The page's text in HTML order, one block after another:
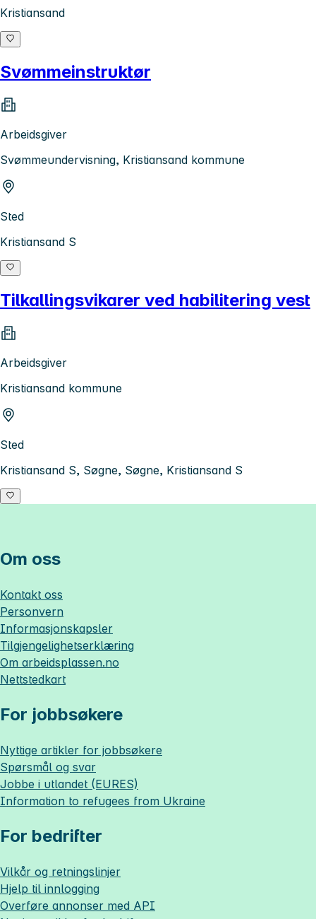
Kristiansand
Svømmeinstruktør
Arbeidsgiver
Svømmeundervisning, Kristiansand kommune
Sted
Kristiansand S
Tilkallingsvikarer ved habilitering vest
Arbeidsgiver
Kristiansand kommune
Sted
Kristiansand S, Søgne, Søgne, Kristiansand S
Om oss
Kontakt oss
Personvern
Informasjonskapsler
Tilgjengelighetserklæring
Om arbeidsplassen.no
Nettstedkart
For jobbsøkere
Nyttige artikler for jobbsøkere
Spørsmål og svar
Jobbe i utlandet (EURES)
Information to refugees from Ukraine
For bedrifter
Vilkår og retningslinjer
Hjelp til innlogging
Overføre annonser med API